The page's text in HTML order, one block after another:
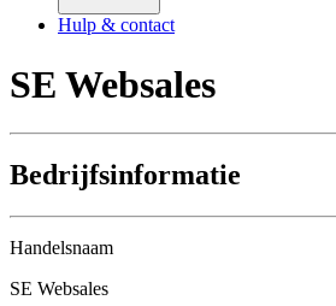
Hulp & contact
SE Websales
Bedrijfsinformatie
Handelsnaam
SE Websales